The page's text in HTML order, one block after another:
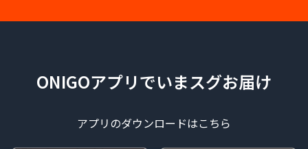
ONIGOアプリでいまスグお届け
アプリのダウンロードはこちら